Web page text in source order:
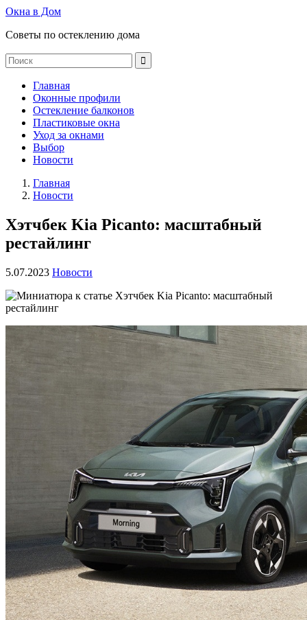
Окна в Дом
Советы по остеклению дома
Главная
Оконные профили
Остекление балконов
Пластиковые окна
Уход за окнами
Выбор
Новости
Главная
Новости
Хэтчбек Kia Picanto: масштабный
рестайлинг
5.07.2023 Новости